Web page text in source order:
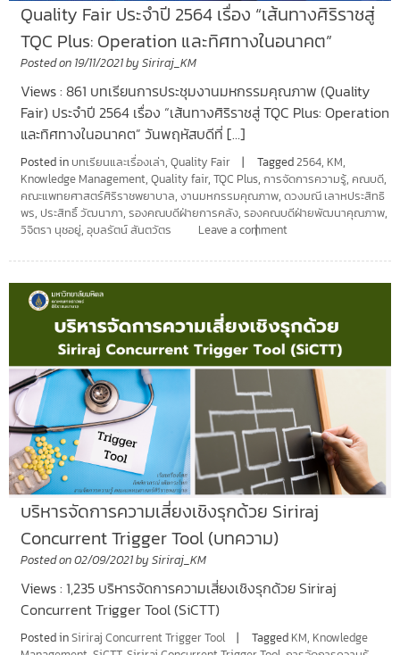
Quality Fair ประจำปี 2564 เรื่อง “เส้นทางศิริราชสู่
TQC Plus: Operation และทิศทางในอนาคต”
Posted on 19/11/2021by Siriraj_KM
Views : 861 บทเรียนการประชุมงานมหกรรมคุณภาพ (Quality
Fair) ประจำปี 2564 เรื่อง “เส้นทางศิริราชสู่ TQC Plus: Operation
และทิศทางในอนาคต” วันพฤหัสบดีที่ […]
Posted in บทเรียนและเรื่องเล่า, Quality Fair Tagged2564, KM,
Knowledge Management, Quality fair, TQC Plus, การจัดการความรู้, คณบดี,
คณะแพทยศาสตร์ศิริราชพยาบาล, งานมหกรรมคุณภาพ, ดวงมณี เลาหประสิทธิ
พร, ประสิทธิ์ วัฒนาภา, รองคณบดีฝ่ายการคลัง, รองคณบดีฝ่ายพัฒนาคุณภาพ,
วิจิตรา นุชอยู่, อุบลรัตน์ สันตวัตร Leave a comment
บริหารจัดการความเสี่ยงเชิงรุกด้วย Siriraj
Concurrent Trigger Tool (บทความ)
Posted on02/09/2021by Siriraj_KM
Views : 1,235 บริหารจัดการความเสี่ยงเชิงรุกด้วย Siriraj
Concurrent Trigger Tool (SiCTT)
Posted inSiriraj Concurrent Trigger Tool Tagged KM, Knowledge